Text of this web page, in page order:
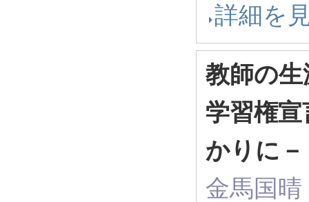
詳細を
教師の
学習権
かりに－
金馬国晴